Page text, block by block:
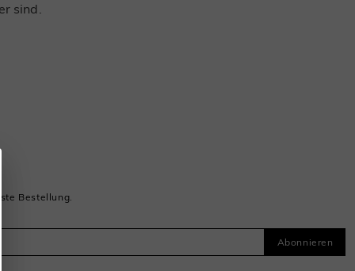
sind.
Bestellung.
Abonnieren